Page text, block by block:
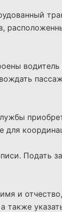
для
Подать
и
также